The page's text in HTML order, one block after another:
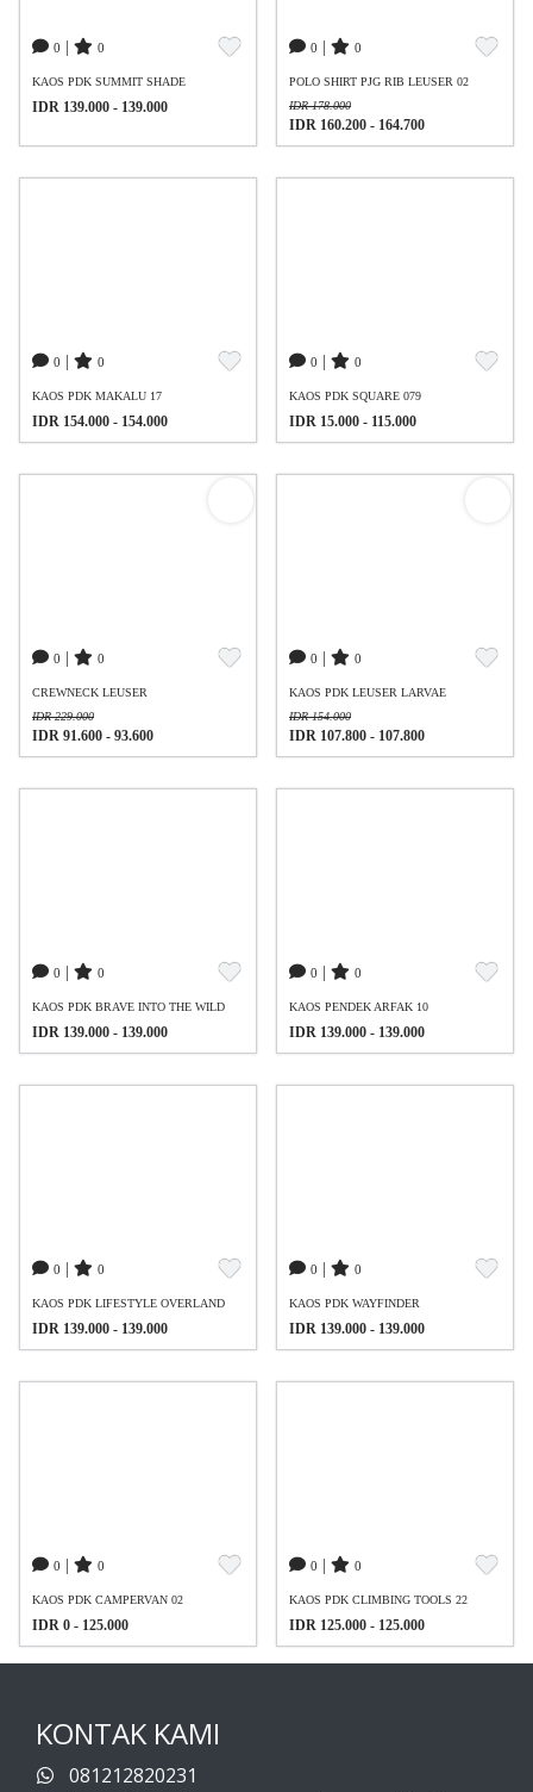
0 0
KAOS PDK SUMMIT SHADE
IDR 139.000 - 139.000
0 0
POLO SHIRT PJG RIB LEUSER 02
IDR 178.000
IDR 160.200 - 164.700
0 0
KAOS PDK MAKALU 17
IDR 154.000 - 154.000
0 0
KAOS PDK SQUARE 079
IDR 15.000 - 115.000
0 0
CREWNECK LEUSER
IDR 229.000
IDR 91.600 - 93.600
0 0
KAOS PDK LEUSER LARVAE
IDR 154.000
IDR 107.800 - 107.800
0 0
KAOS PDK BRAVE INTO THE WILD
IDR 139.000 - 139.000
0 0
KAOS PENDEK ARFAK 10
IDR 139.000 - 139.000
0 0
KAOS PDK LIFESTYLE OVERLAND
IDR 139.000 - 139.000
0 0
KAOS PDK WAYFINDER
IDR 139.000 - 139.000
0 0
KAOS PDK CAMPERVAN 02
IDR 0 - 125.000
0 0
KAOS PDK CLIMBING TOOLS 22
IDR 125.000 - 125.000
KONTAK KAMI
081212820231